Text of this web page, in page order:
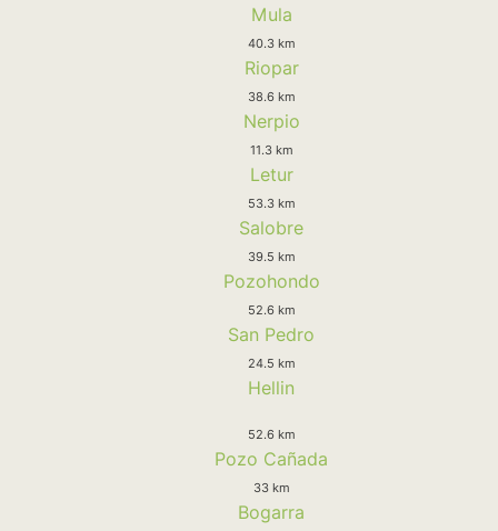
Mula
40.3 km
Riopar
38.6 km
Nerpio
11.3 km
Letur
53.3 km
Salobre
39.5 km
Pozohondo
52.6 km
San Pedro
24.5 km
Hellin
52.6 km
Pozo Cañada
33 km
Bogarra